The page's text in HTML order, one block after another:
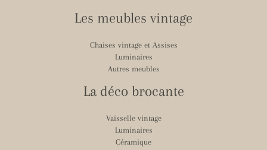
Les meubles vintage
Chaises vintage et Assises
Luminaires
Autres meubles
La déco brocante
Vaisselle vintage
Luminaires
Céramique